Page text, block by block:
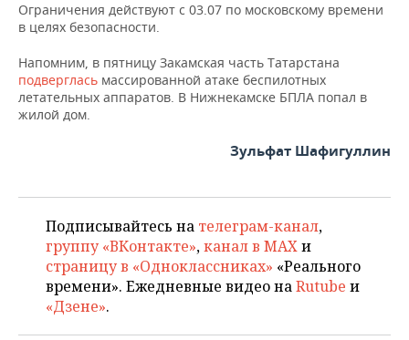
ВОЛЕЙБОЛ
КИБЕРСПОРТ
ФИГУРНОЕ КАТАНИЕ
ХОККЕЙ С МЯЧОМ
ИСТОРИЯ
КУЛЬТУРА
МЕДИЦИНА
ПРОИСШЕСТВИЯ
СПИСОК ПЕРСОН
СПИСОК КОМПАНИЙ
ПОЛНАЯ ВЕРСИЯ
Ограничения действуют с 03.07 по московскому времени
в целях безопасности.
Напомним, в пятницу Закамская часть Татарстана
подверглась массированной атаке беспилотных
летательных аппаратов. В Нижнекамске БПЛА попал в
жилой дом.
Зульфат Шафигуллин
Подписывайтесь на телеграм-канал,
группу «ВКонтакте»,канал в MAXи
страницу в «Одноклассниках» «Реального
времени». Ежедневные видео наRutube и
«Дзене».